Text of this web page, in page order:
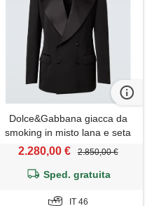
Dolce&Gabbana giacca da
smoking in misto lana e seta
2.280,00 € 2.850,00 €
Sped. gratuita
IT 46